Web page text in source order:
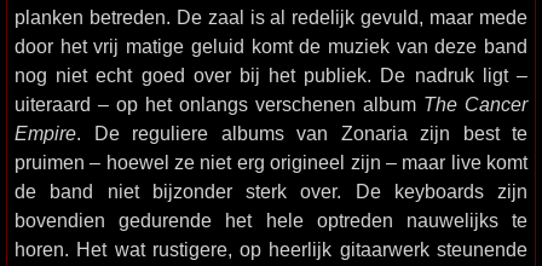
planken betreden. De zaal is al redelijk gevuld, maar mede
door het vrij matige geluid komt de muziek van deze band
nog niet echt goed over bij het publiek. De nadruk ligt –
uiteraard – op het onlangs verschenen album The Cancer
Empire. De reguliere albums van Zonaria zijn best te
pruimen – hoewel ze niet erg origineel zijn – maar live komt
de band niet bijzonder sterk over. De keyboards zijn
bovendien gedurende het hele optreden nauwelijks te
horen. Het wat rustigere, op heerlijk gitaarwerk steunende